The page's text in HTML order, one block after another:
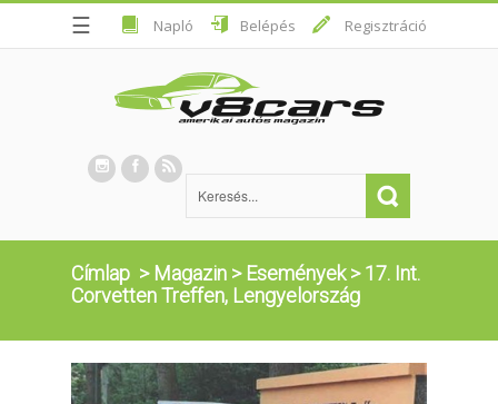
☰ Napló Belépés Regisztráció
Címlap > Magazin > Események>17. Int.
Corvetten Treffen, Lengyelország